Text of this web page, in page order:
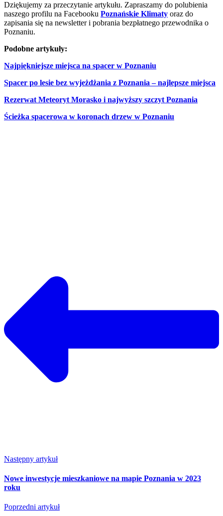
Dziękujemy za przeczytanie artykułu. Zapraszamy do polubienia
naszego profilu na Facebooku Poznańskie Klimaty oraz do
zapisania się na newsletter i pobrania bezpłatnego przewodnika o
Poznaniu.
Podobne artykuły:
Najpiękniejsze miejsca na spacer w Poznaniu
Spacer po lesie bez wyjeżdżania z Poznania – najlepsze miejsca
Rezerwat Meteoryt Morasko i najwyższy szczyt Poznania
Ścieżka spacerowa w koronach drzew w Poznaniu
Następny artykuł
Nowe inwestycje mieszkaniowe na mapie Poznania w 2023
roku
Poprzedni artykuł